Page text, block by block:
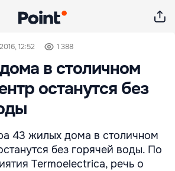
12:52 1 388
в столичном
останутся без
43 жилых дома в столичном
без горячей воды. По
Termoelectrica, речь о